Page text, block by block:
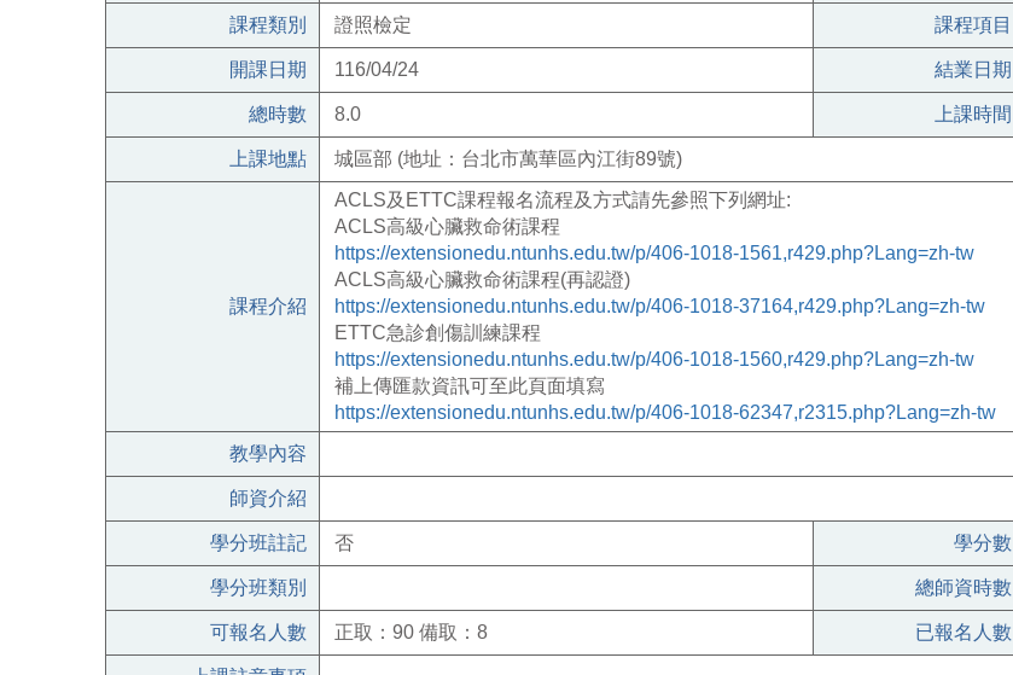
課程類別 證照檢定 課程項目
開課日期 116/04/24 結業日期
總時數 8.0 上課時間
上課地點 城區部 (地址：台北市萬華區內江街89號)
課程介紹
ACLS及 ETTC課程報名流程及方式請先參照下列網址:
ACLS高級心臟救命術課程
https://extensionedu.ntunhs.edu.tw/p/406-1018-1561,r429.php?Lang=zh-tw
ACLS高級心臟救命術課程(再認證)
https://extensionedu.ntunhs.edu.tw/p/406-1018-37164,r429.php?Lang=zh-tw
ETTC急診創傷訓練課程
https://extensionedu.ntunhs.edu.tw/p/406-1018-1560,r429.php?Lang=zh-tw
補上傳匯款資訊可至此頁面填寫
https://extensionedu.ntunhs.edu.tw/p/406-1018-62347,r2315.php?Lang=zh-tw
教學內容
師資介紹
學分班註記 否 學分數
學分班類別 總師資時數
可報名人數 正取：90 備取：8 已報名人數